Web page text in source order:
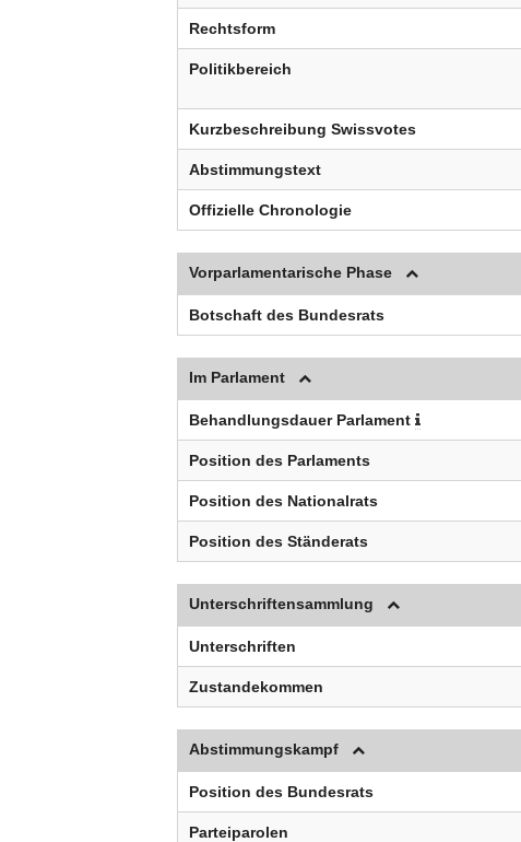
Rechtsform
Politikbereich
Kurzbeschreibung Swissvotes
Abstimmungstext
Offizielle Chronologie
Vorparlamentarische Phase
Botschaft des Bundesrats
Im Parlament
Behandlungsdauer Parlament
Position des Parlaments
Position des Nationalrats
Position des Ständerats
Unterschriftensammlung
Unterschriften
Zustandekommen
Abstimmungskampf
Position des Bundesrats
Parteiparolen